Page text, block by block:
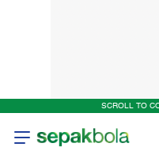
SCROLL TO